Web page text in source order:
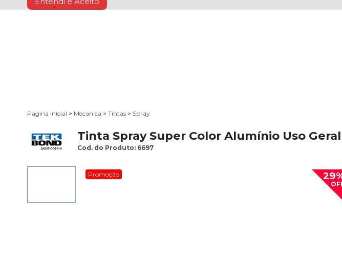
Página Inicial > Mecanica > Tintas > Spray
Tinta Spray Super Color Alumínio Uso
Cod. do Produto: 6697
Promoção